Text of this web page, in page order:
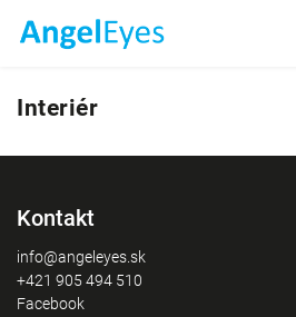
Interiér
Kontakt
info@angeleyes.sk
+421 905 494 510
Facebook